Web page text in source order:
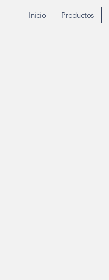
Inicio Productos